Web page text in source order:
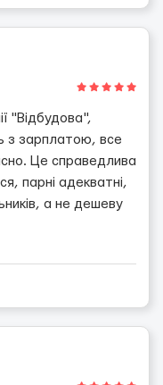
"Відбудова",
з зарплатою, все
Це справедлива
парні адекватні,
а не дешеву